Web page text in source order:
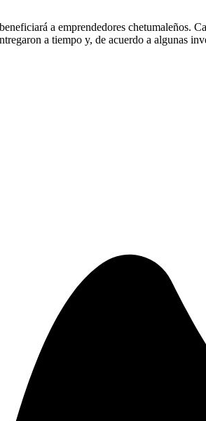
a emprendedores chetumaleños.
a tiempo y, de acuerdo a algunas